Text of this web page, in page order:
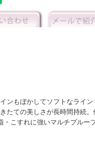
ンもぼかしてソフトなライ
たての美しさが長時間持続
こすれに強いマルチプルーフ